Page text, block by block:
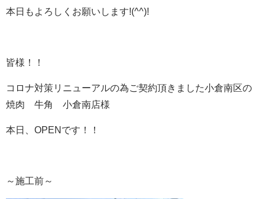
本日もよろしくお願いします!(^^)!
皆様！！
コロナ対策リニューアルの為ご契約頂きました小倉南区の
焼肉 牛角 小倉南店様
本日、OPENです！！
～施工前～